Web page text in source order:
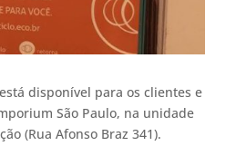
disponível para os clientes e
São Paulo, na unidade
(Rua Afonso Braz 341).